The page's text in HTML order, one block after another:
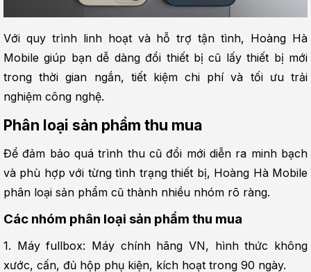
Với quy trình linh hoạt và hỗ trợ tận tình, Hoàng Hà
Mobile giúp bạn dễ dàng đổi thiết bị cũ lấy thiết bị mới
trong thời gian ngắn, tiết kiệm chi phí và tối ưu trải
nghiệm công nghệ.
Phân loại sản phẩm thu mua
Để đảm bảo quá trình thu cũ đổi mới diễn ra minh bạch
và phù hợp với từng tình trạng thiết bị, Hoàng Hà Mobile
phân loại sản phẩm cũ thành nhiều nhóm rõ ràng.
Các nhóm phân loại sản phẩm thu mua
1. Máy fullbox: Máy chính hãng VN, hình thức không
xước, cấn, đủ hộp phụ kiện, kích hoạt trong 90 ngày.